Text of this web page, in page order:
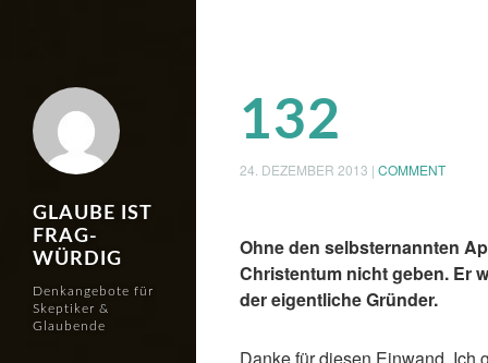
GLAUBE IST
FRAG-
WÜRDIG
Denkangebote für
Skeptiker &
Glaubende
132
24. DEZEMBER 2013 | COMMENT
Ohne den selbsternannten
Christentum nicht geben. Er
der eigentliche Gründer.